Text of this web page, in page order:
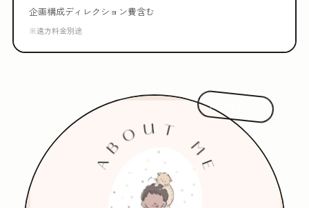
企画構成ディレクション費含む
※遠方料金別途
はじめまして!